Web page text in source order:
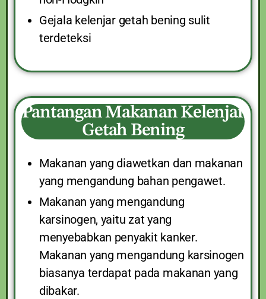
Gejala kelenjar getah bening sulit
terdeteksi
Pantangan Makanan Kelenjar
Getah Bening
Makanan yang diawetkan dan makanan
yang mengandung bahan pengawet.
Makanan yang mengandung
karsinogen, yaitu zat yang
menyebabkan penyakit kanker.
Makanan yang mengandung karsinogen
biasanya terdapat pada makanan yang
dibakar.